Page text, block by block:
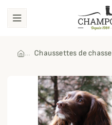
Chaussettes de chasse